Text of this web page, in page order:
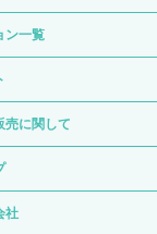
ン一覧
売に関して
社